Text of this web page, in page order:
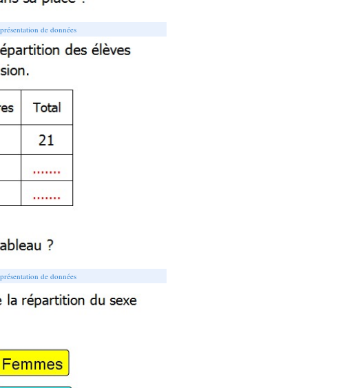
de données
de données